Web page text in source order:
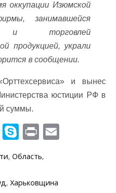
оккупации Изюмской
занимавшейся
и торговлей
продукцией, украли
в сообщении.
и вынес
юстиции РФ в
суммы.
W S
k
y
p
Pr
t
, Область,
, Харьковщина